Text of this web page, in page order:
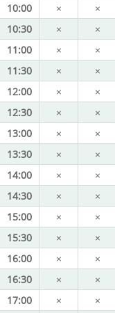
10:00 × ×
10:30
× ×
11:00
× ×
11:30
× ×
12:00
× ×
12:30
× ×
13:00
× ×
13:30
× ×
14:00
× ×
14:30
× ×
15:00
× ×
15:30
× ×
16:00
× ×
16:30
× ×
17:00
× ×